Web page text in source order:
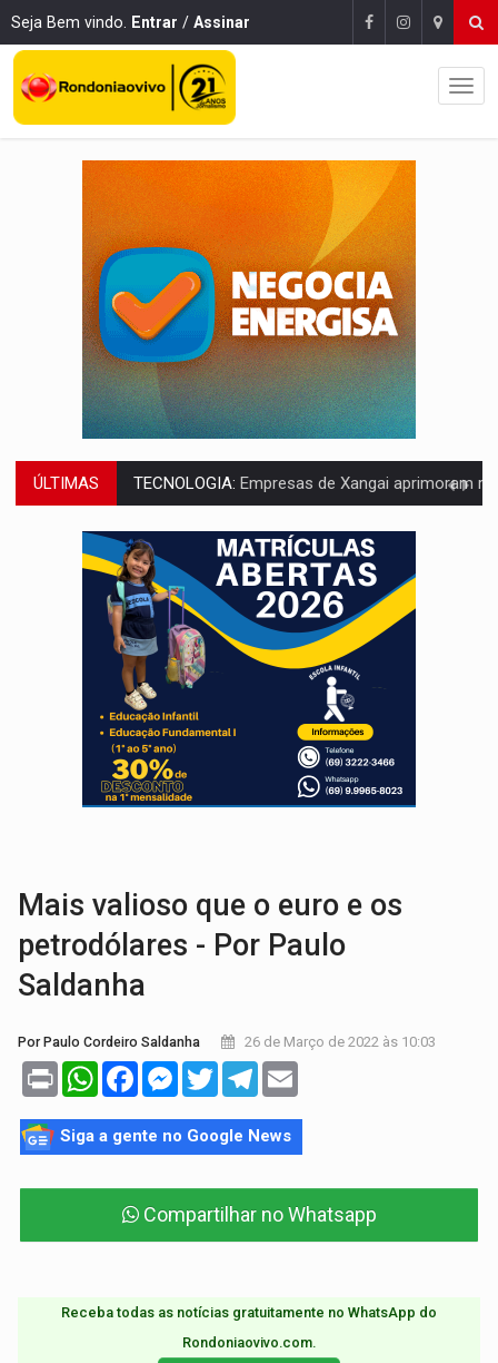
Seja Bem vindo. Entrar / Assinar
ÚLTIMAS PROTEGE A TERRA:China descobre como explodir asteroide com bomba
VÍDEO:Motociclista morre após bater na traseira de
PARECE UM NUGGET: Essa receita com frango virou o meu
EMPREENDEDORISMO:7 negócios que podem começar com pouco dinheiro e
GIGANTE DA AMÉRICA: Brasil reúne dimensão continental e posição
INDEPENDÊNCIA: 10 dicas importantes para quem quer
VARCENA: Cientistas descobrem nova espécie de rã em florestas
BARGANHA: Vai comprar celular usado? Veja como consultar o
Mais valioso que o euro e os
petrodólares - Por Paulo
Saldanha
Por Paulo Cordeiro Saldanha 26 de Março de 2022 às 10:03
Print WhatsAppFacebookMessenger
TwitterTelegram
Siga a gente no Google News
Compartilhar no Whatsapp
Receba todas as notícias gratuitamente no WhatsApp do
Rondoniaovivo.com.​